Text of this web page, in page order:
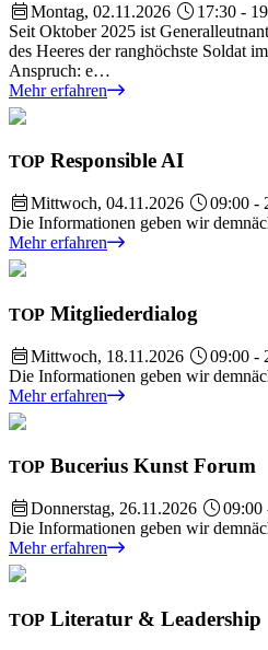
Montag, 02.11.2026
17:30 -
Seit Oktober 2025 ist
des Heeres der ranghöchste Soldat
Anspruch: e…
Mehr erfahren
TOP Responsible AI
Mittwoch, 04.11.2026
09:00 -
Die Informationen geben wir
Mehr erfahren
TOP Mitgliederdialog
Mittwoch, 18.11.2026
09:00 -
Die Informationen geben wir
Mehr erfahren
TOP Bucerius Kunst Forum
Donnerstag, 26.11.2026
09:00
Die Informationen geben wir
Mehr erfahren
TOP Literatur & Leadership